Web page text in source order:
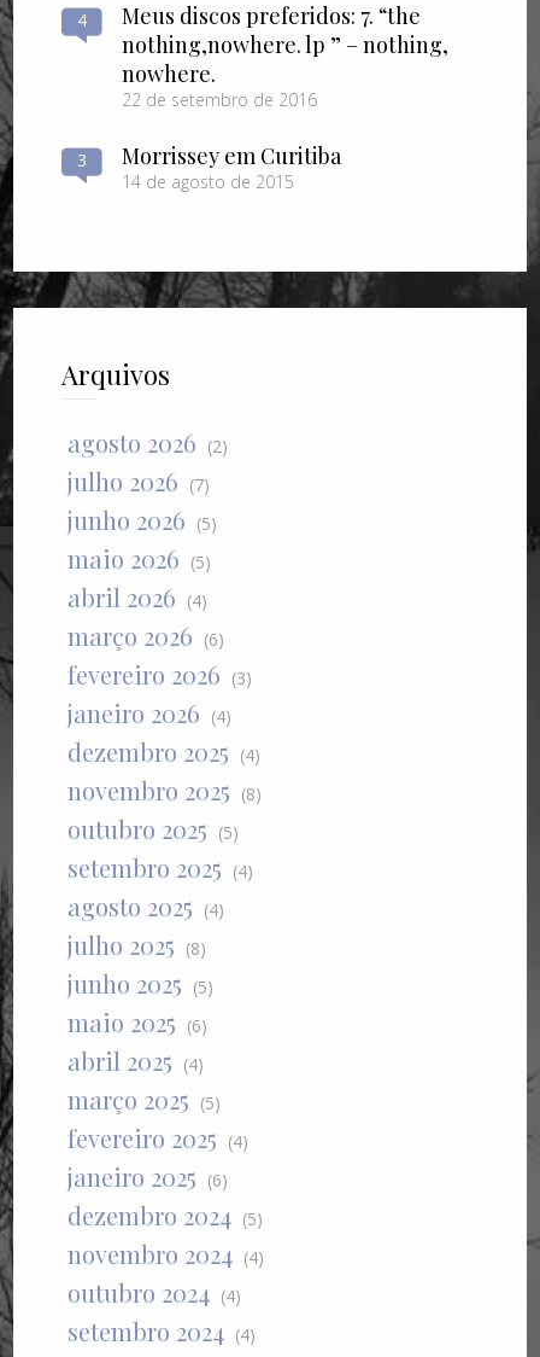
4
Meus discos preferidos: 7. “the
nothing​,​nowhere. lp ” – nothing​,​
nowhere.
22 de setembro de 2016
3 Morrissey em Curitiba
14 de agosto de 2015
Arquivos
agosto 2026 (2)
julho 2026 (7)
junho 2026 (5)
maio 2026 (5)
abril 2026 (4)
março 2026 (6)
fevereiro 2026 (3)
janeiro 2026 (4)
dezembro 2025 (4)
novembro 2025 (8)
outubro 2025 (5)
setembro 2025 (4)
agosto 2025 (4)
julho 2025 (8)
junho 2025 (5)
maio 2025 (6)
abril 2025 (4)
março 2025 (5)
fevereiro 2025 (4)
janeiro 2025 (6)
dezembro 2024 (5)
novembro 2024 (4)
outubro 2024 (4)
setembro 2024 (4)